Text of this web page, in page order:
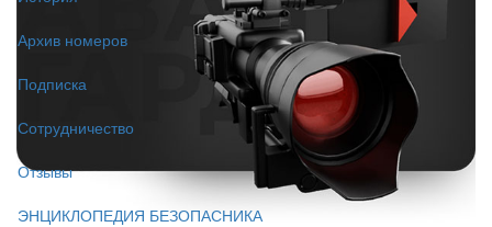
Архив номеров
Подписка
Сотрудничество
Отзывы
ЭНЦИКЛОПЕДИЯ БЕЗОПАСНИКА